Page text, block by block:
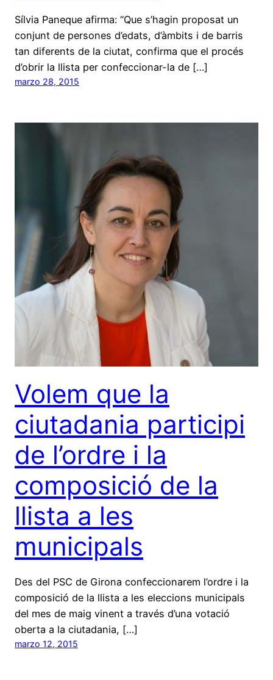
Sílvia Paneque afirma: “Que s’hagin proposat un
conjunt de persones d’edats, d’àmbits i de barris
tan diferents de la ciutat, confirma que el procés
d’obrir la llista per confeccionar-la de […]
marzo 28, 2015
Volem que la
ciutadania participi
de l’ordre i la
composició de la
llista a les
municipals
Des del PSC de Girona confeccionarem l’ordre i la
composició de la llista a les eleccions municipals
del mes de maig vinent a través d’una votació
oberta a la ciutadania, […]
marzo 12, 2015